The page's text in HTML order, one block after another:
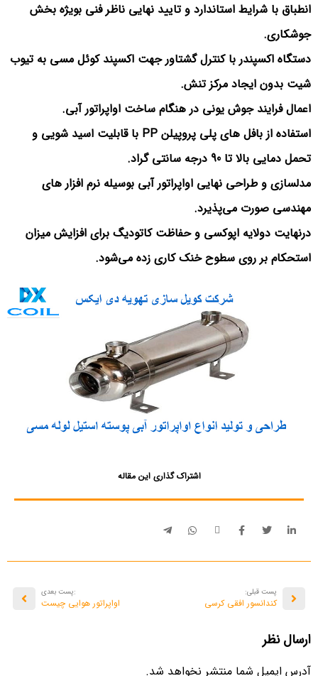
انطباق با شرایط استاندارد و تایید نهایی ناظر فنی بویژه بخش
جوشکاری.
دستگاه اکسپندر با کنترل گشتاور جهت اکسپند کوئل مسی به تیوب
شیت بدون ایجاد مرکز تنش.
اعمال فرایند جوش یونی در هنگام ساخت اواپراتور آبی.
استفاده از بافل های پلی پروپیلن PP با قابلیت اسید شویی و
تحمل دمایی بالا تا 90 درجه سانتی گراد.
مدلسازی و طراحی نهایی اواپراتور آبی بوسیله نرم افزار های
مهندسی صورت می‌پذیرد.
درنهایت دولایه اپوکسی و حفاظت کاتودیگ برای افزایش میزان
استحکام بر روی سطوح خنک کاری زده می‌شود.
اشتراک گذاری این مقاله
پست قبلی:
کندانسور افقی کرسی
:پست بعدی
اواپراتور هوایی چیست
ارسال نظر
آدرس ایمیل شما منتشر نخواهد شد.